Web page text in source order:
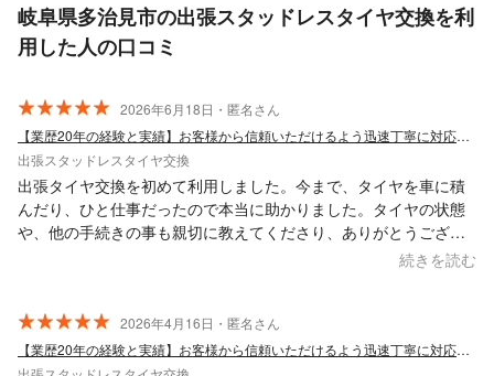
岐阜県多治見市の出張スタッドレスタイヤ交換を利
用した人の口コミ
2026年6月18日・匿名さん
【業歴20年の経験と実績】お客様から信頼いただけるよう迅速丁寧に対応します！
出張スタッドレスタイヤ交換
出張タイヤ交換を初めて利用しました。今まで、タイヤを車に積
んだり、ひと仕事だったので本当に助かりました。タイヤの状態
や、他の手続きの事も親切に教えてくださり、ありがとうござい
続きを読む
2026年4月16日・匿名さん
【業歴20年の経験と実績】お客様から信頼いただけるよう迅速丁寧に対応します！